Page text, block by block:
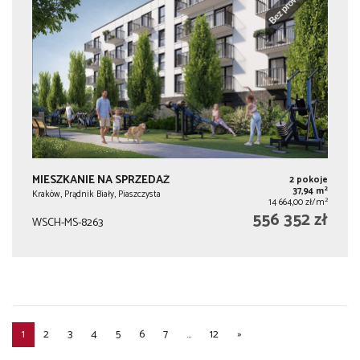
MIESZKANIE NA SPRZEDAŻ
Kraków, Prądnik Biały, Piaszczysta
2 pokoje
37,94 m2
14 664,00 zł/m2
WSCH-MS-8263 556 352 zł
1 2 3 4 5 6 7 ... 12 »